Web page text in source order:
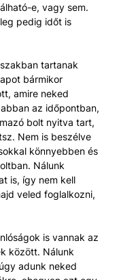
e, vagy sem.
pedig időt is
tartanak
bármikor
amire neked
az időpontban,
bolt nyitva tart,
Nem is beszélve
könnyebben és
Nálunk
is, így nem kell
veled foglalkozni,
is vannak az
között. Nálunk
adunk neked